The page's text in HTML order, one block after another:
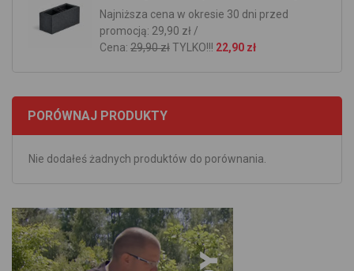
Najniższa cena w okresie 30 dni przed
promocją: 29,90 zł /
Cena: 29,90 złTYLKO!!! 22,90 zł
PORÓWNAJ PRODUKTY
Nie dodałeś żadnych produktów do porównania.